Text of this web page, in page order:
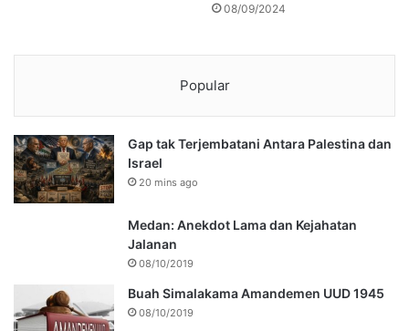
08/09/2024
Popular
Gap tak Terjembatani Antara Palestina dan
Israel
20 mins ago
Medan: Anekdot Lama dan Kejahatan
Jalanan
08/10/2019
Buah Simalakama Amandemen UUD 1945
08/10/2019